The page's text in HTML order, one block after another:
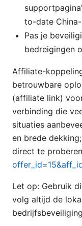
to-date
Pas je
bedreigingen
Affiliate-
betrouwbare
(affiliate link)
verbinding die
situaties
en brede
direct te
Let op: Gebruik
volg altijd de